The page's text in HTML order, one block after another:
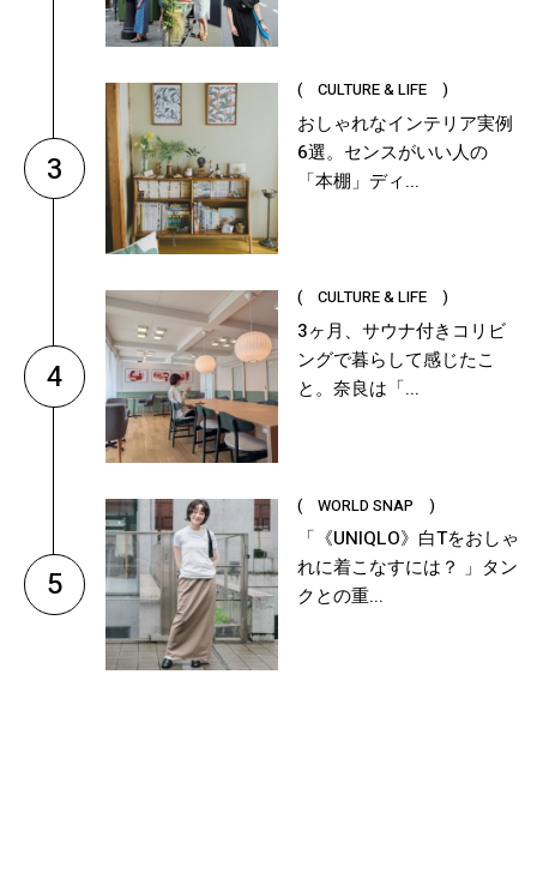
3
( CULTURE & LIFE )
おしゃれなインテリア実例
6選。センスがいい人の
「本棚」ディ...
4
( CULTURE & LIFE )
3ヶ月、サウナ付きコリビ
ングで暮らして感じたこ
と。奈良は「...
5
( WORLD SNAP )
「《UNIQLO》白Tをおしゃ
れに着こなすには？ 」タン
クとの重...